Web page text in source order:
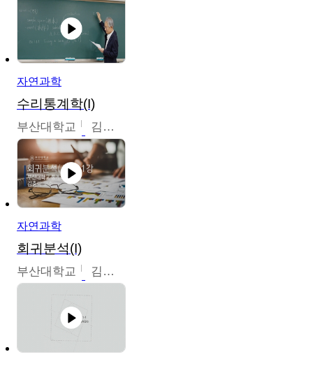
자연과학
수리통계학(I)
부산대학교 김충락
자연과학
회귀분석(I)
부산대학교 김충락